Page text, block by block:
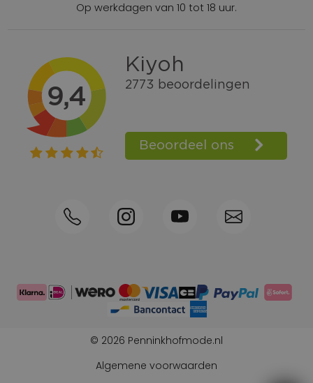
Gratis verzending vanaf € 100,=
Bel +31570592339
Spaarpunten
Shop the Look
Telefonisch bestellen ook mogelijk
Op werkdagen van 10 tot 18 uur.
© 2026 Penninkhofmode.nl
Algemene voorwaarden